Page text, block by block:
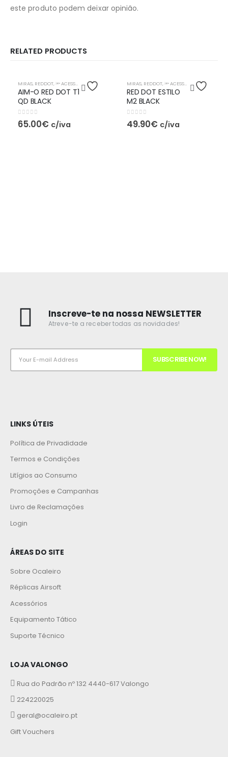
este produto podem deixar opinião.
RELATED PRODUCTS
MIRAS, REDDOT, 🔦 ACESSÓRIOS
AIM-O RED DOT T1
QD BLACK
0out of 5
65.00€ c/iva
MIRAS, REDDOT, 🔦 ACESSÓRIOS
RED DOT ESTILO
M2 BLACK
0out of 5
49.90€ c/iva
Inscreve-te na nossa NEWSLETTER
Atreve-te a receber todas as novidades!
LINKS ÚTEIS
Política de Privadidade
Termos e Condições
Litígios ao Consumo
Promoções e Campanhas
Livro de Reclamações
Login
ÁREAS DO SITE
Sobre Ocaleiro
Réplicas Airsoft
Acessórios
Equipamento Tático
Suporte Técnico
LOJA VALONGO
Rua do Padrão nº 132 4440-617 Valongo
224220025
geral@ocaleiro.pt
Gift Vouchers